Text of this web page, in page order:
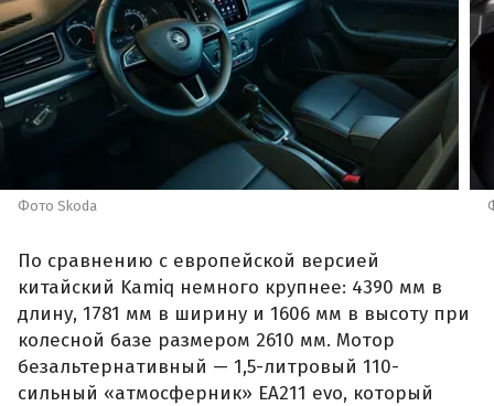
Фото Skoda
По сравнению с европейской версией
китайский Kamiq немного крупнее: 4390 мм в
длину, 1781 мм в ширину и 1606 мм в высоту при
колесной базе размером 2610 мм. Мотор
безальтернативный — 1,5-литровый 110-
сильный «атмосферник» ЕА211 evo, который